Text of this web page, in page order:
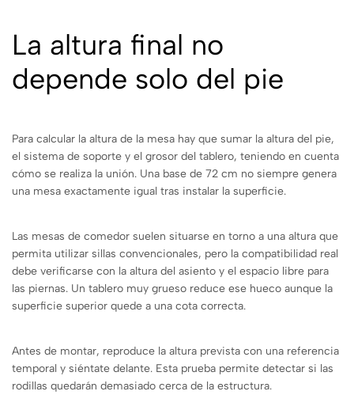
La altura final no
depende solo del pie
Para calcular la altura de la mesa hay que sumar la altura del pie,
el sistema de soporte y el grosor del tablero, teniendo en cuenta
cómo se realiza la unión. Una base de 72 cm no siempre genera
una mesa exactamente igual tras instalar la superficie.
Las mesas de comedor suelen situarse en torno a una altura que
permita utilizar sillas convencionales, pero la compatibilidad real
debe verificarse con la altura del asiento y el espacio libre para
las piernas. Un tablero muy grueso reduce ese hueco aunque la
superficie superior quede a una cota correcta.
Antes de montar, reproduce la altura prevista con una referencia
temporal y siéntate delante. Esta prueba permite detectar si las
rodillas quedarán demasiado cerca de la estructura.